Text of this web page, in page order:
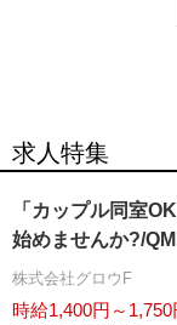
求人特集
「カップル同室
始めませんか?/
株式会社グロウF
時給1,400円～1,750